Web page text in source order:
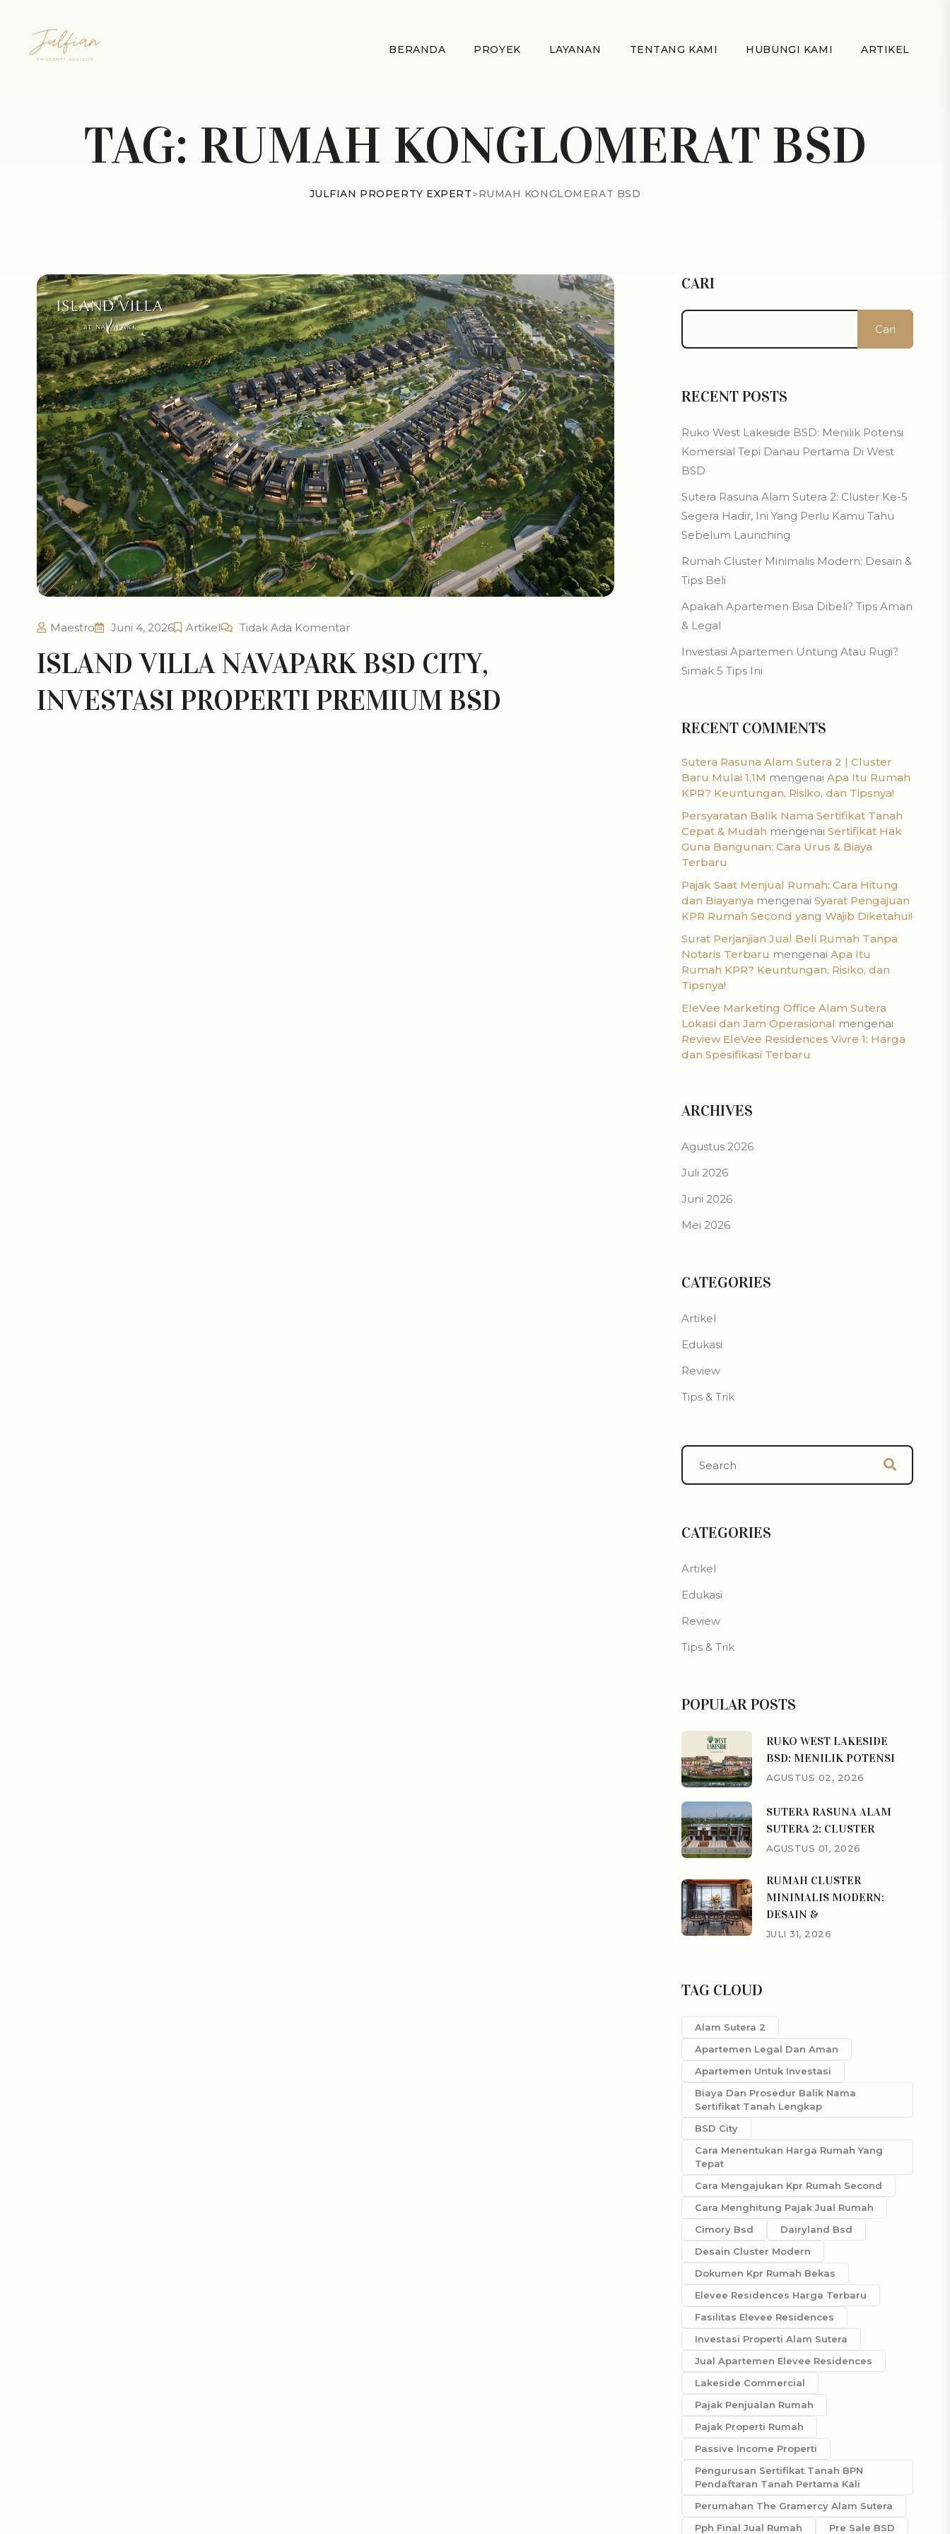
BERANDA PROYEK LAYANAN TENTANG KAMI HUBUNGI KAMI ARTIKEL
TAG: RUMAH KONGLOMERAT BSD
JULFIAN PROPERTY EXPERT>RUMAH KONGLOMERAT BSD
Maestro Juni 4, 2026 Artikel Tidak Ada Komentar
ISLAND VILLA NAVAPARK BSD CITY,
INVESTASI PROPERTI PREMIUM BSD
CARI
Cari
RECENT POSTS
Ruko West Lakeside BSD: Menilik Potensi
Komersial Tepi Danau Pertama Di West
BSD
Sutera Rasuna Alam Sutera 2: Cluster Ke-5
Segera Hadir, Ini Yang Perlu Kamu Tahu
Sebelum Launching
Rumah Cluster Minimalis Modern: Desain &
Tips Beli
Apakah Apartemen Bisa Dibeli? Tips Aman
& Legal
Investasi Apartemen Untung Atau Rugi?
Simak 5 Tips Ini
RECENT COMMENTS
Sutera Rasuna Alam Sutera 2 | Cluster
Baru Mulai 1,1M mengenai Apa Itu Rumah
KPR? Keuntungan, Risiko, dan Tipsnya!
Persyaratan Balik Nama Sertifikat Tanah
Cepat & Mudah mengenai Sertifikat Hak
Guna Bangunan: Cara Urus & Biaya
Terbaru
Pajak Saat Menjual Rumah: Cara Hitung
dan Biayanya mengenai Syarat Pengajuan
KPR Rumah Second yang Wajib Diketahui!
Surat Perjanjian Jual Beli Rumah Tanpa
Notaris Terbaru mengenai Apa Itu
Rumah KPR? Keuntungan, Risiko, dan
Tipsnya!
EleVee Marketing Office Alam Sutera
Lokasi dan Jam Operasional mengenai
Review EleVee Residences Vivre 1: Harga
dan Spesifikasi Terbaru
ARCHIVES
Agustus 2026
Juli 2026
Juni 2026
Mei 2026
CATEGORIES
Artikel
Edukasi
Review
Tips & Trik
CATEGORIES
Artikel
Edukasi
Review
Tips & Trik
POPULAR POSTS
RUKO WEST LAKESIDE
BSD: MENILIK POTENSI
AGUSTUS 02, 2026
SUTERA RASUNA ALAM
SUTERA 2: CLUSTER
AGUSTUS 01, 2026
RUMAH CLUSTER
MINIMALIS MODERN:
DESAIN &
JULI 31, 2026
TAG CLOUD
Alam Sutera 2
Apartemen Legal Dan Aman
Apartemen Untuk Investasi
Biaya Dan Prosedur Balik Nama
Sertifikat Tanah Lengkap
BSD City
Cara Menentukan Harga Rumah Yang
Tepat
Cara Mengajukan Kpr Rumah Second
Cara Menghitung Pajak Jual Rumah
Cimory Bsd
Dairyland Bsd
Desain Cluster Modern
Dokumen Kpr Rumah Bekas
Elevee Residences Harga Terbaru
Fasilitas Elevee Residences
Investasi Properti Alam Sutera
Jual Apartemen Elevee Residences
Lakeside Commercial
Pajak Penjualan Rumah
Pajak Properti Rumah
Passive Income Properti
Pengurusan Sertifikat Tanah BPN
Pendaftaran Tanah Pertama Kali
Perumahan The Gramercy Alam Sutera
Pph Final Jual Rumah
Pre Sale BSD